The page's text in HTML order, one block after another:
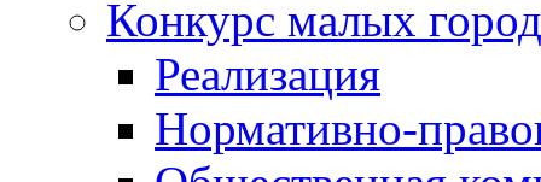
Конкурс малых
Реализация
Нормативно-